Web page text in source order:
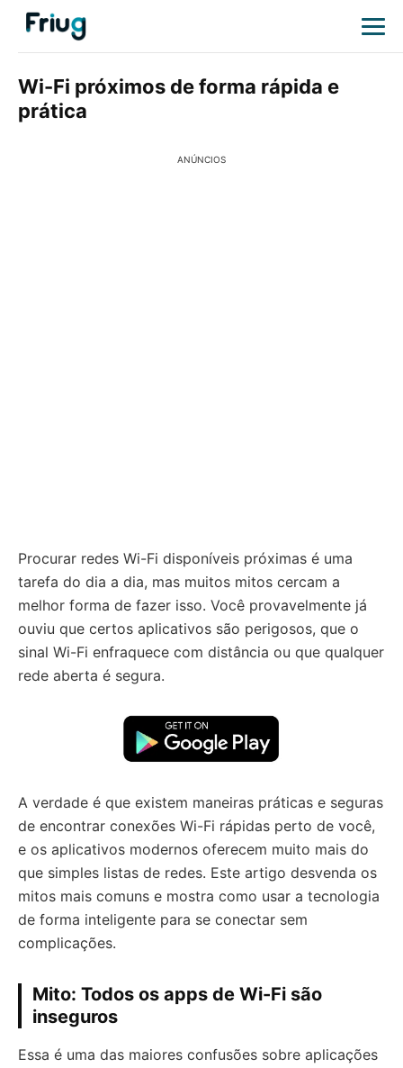
Wi-Fi próximos de forma rápida e
prática
ANÚNCIOS
Procurar redes Wi-Fi disponíveis próximas é uma
tarefa do dia a dia, mas muitos mitos cercam a
melhor forma de fazer isso. Você provavelmente já
ouviu que certos aplicativos são perigosos, que o
sinal Wi-Fi enfraquece com distância ou que qualquer
rede aberta é segura.
A verdade é que existem maneiras práticas e seguras
de encontrar conexões Wi-Fi rápidas perto de você,
e os aplicativos modernos oferecem muito mais do
que simples listas de redes. Este artigo desvenda os
mitos mais comuns e mostra como usar a tecnologia
de forma inteligente para se conectar sem
complicações.
Mito: Todos os apps de Wi-Fi são
inseguros
Essa é uma das maiores confusões sobre aplicações